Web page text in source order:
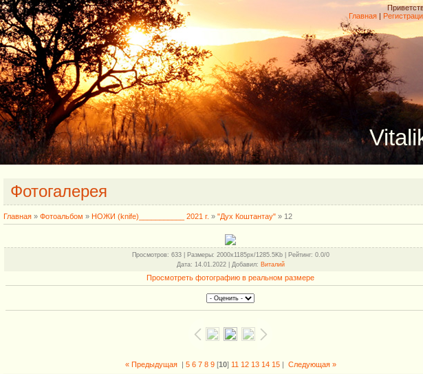
Главная |
Фотогалерея
Главная » Фотоальбом » НОЖИ (knife)___________ 2021 г. » "Дух Коштантау" » 12
Просмотров: 633 | Размеры: 2000x1185px/1285.5Kb | Рейтинг: 0.0/0
Дата: 14.01.2022 | Добавил: Виталий
Просмотреть фотографию в реальном размере
« Предыдущая| 5 6 7 8 9[10] 11 12 13 14 15| Следующая »